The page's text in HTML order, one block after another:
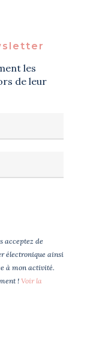
les
de leur
acceptez de
électronique ainsi
à mon activité.
! Voir la